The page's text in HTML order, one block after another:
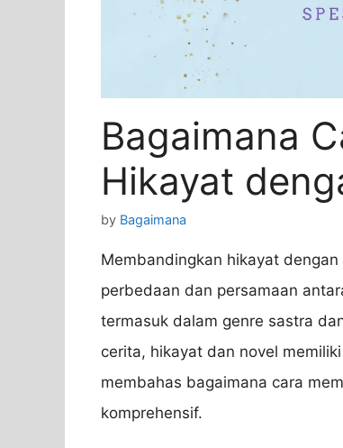
Bagaimana
Hikayat
by Bagaimana
Membandingkan hikayat
perbedaan dan persamaan
termasuk dalam genre sastra
cerita, hikayat dan novel
membahas bagaimana cara
komprehensif.